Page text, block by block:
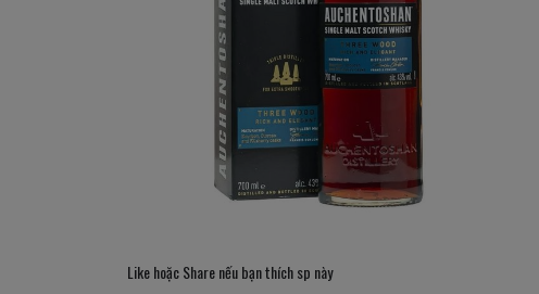
Like hoặc Share nếu bạn thích sp này